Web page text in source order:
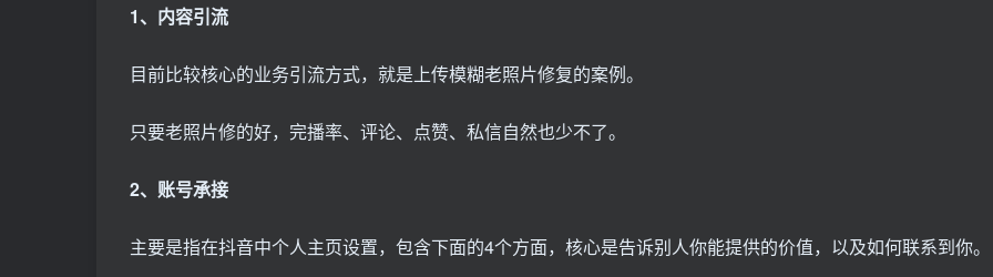
1、内容引流
目前比较核心的业务引流方式，就是上传模糊老照片修复的案例。
只要老照片修的好，完播率、评论、点赞、私信自然也少不了。
2、账号承接
主要是指在抖音中个人主页设置，包含下面的4个方面，核心是告诉别人你能提供的价值，以及如何联系到你。